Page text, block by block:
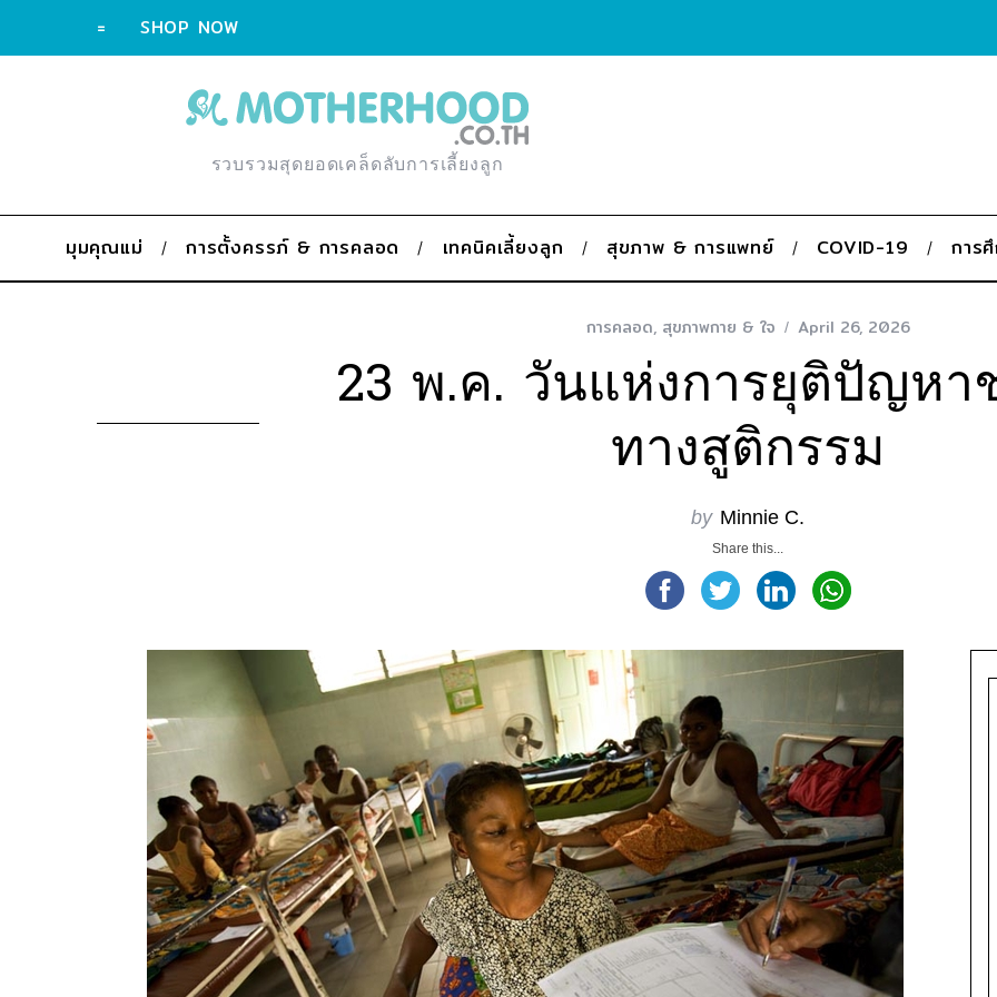
= SHOP NOW
รวบรวมสุดยอดเคล็ดลับการเลี้ยงลูก
มุมคุณแม่ การตั้งครรภ์ & การคลอด เทคนิคเลี้ยงลูก สุขภาพ & การแพทย์ COVID-19 การ
การคลอด, สุขภาพกาย & ใจ April 26, 2026
23 พ.ค. วันแห่งการยุติปัญหา
ทางสูติกรรม
by Minnie C.
Share this...